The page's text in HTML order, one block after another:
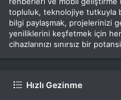
topluluk, teknolojiye tutkuyla
bilgi paylaşmak, projelerinizi
yeniliklerini keşfetmek için
cihazlarınızı sınırsız bir
Hızlı Gezinme